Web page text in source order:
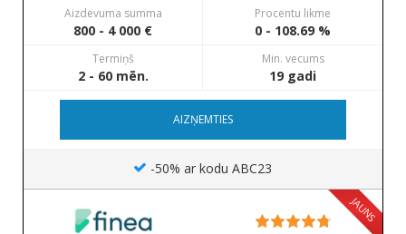
Aizdevuma summa
800 - 4 000 €
Procentu likme
0 - 108.69 %
Termiņš
2 - 60 mēn.
Min. vecums
19 gadi
AIZŅEMTIES
-50% ar kodu ABC23
JAUNS